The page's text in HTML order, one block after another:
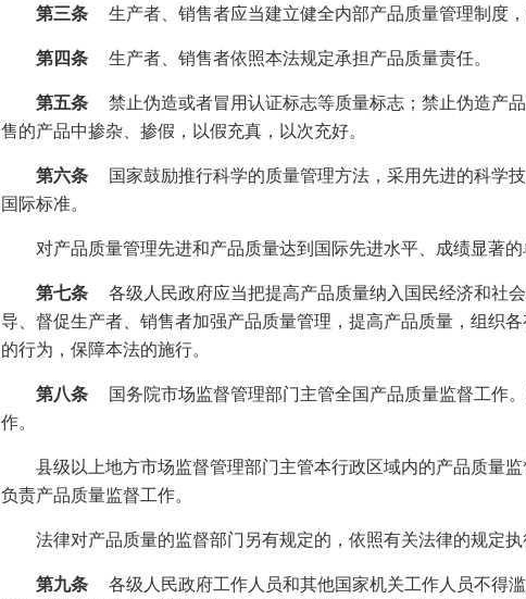
第三条
生产者、销售者应当建立健全内部产品质量管理制度
第四条
生产者、销售者依照本法规定承担产品质量责任。
第五条
禁止伪造或者冒用认证标志等质量标志；禁止伪造产
售的产品中掺杂、掺假，以假充真，以次充好。
第六条
国家鼓励推行科学的质量管理方法，采用先进的科学
国际标准。
对产品质量管理先进和产品质量达到国际先进水平、成绩显著的
第七条
各级人民政府应当把提高产品质量纳入国民经济和社
导、督促生产者、销售者加强产品质量管理，提高产品质量，组织
的行为，保障本法的施行。
第八条
国务院市场监督管理部门主管全国产品质量监督工作
作。
县级以上地方市场监督管理部门主管本行政区域内的产品质量
负责产品质量监督工作。
法律对产品质量的监督部门另有规定的，依照有关法律的规定执
第九条
各级人民政府工作人员和其他国家机关工作人员不得